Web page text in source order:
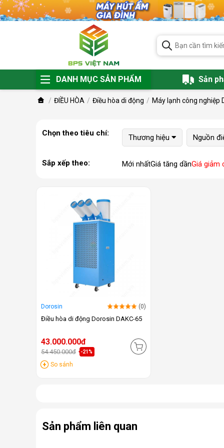
DANH MỤC SẢN PHẨM Sản
ĐIỀU HÒA Điều hòa di động Máy lạnh công nghiệp
Chọn theo tiêu chí: Thương hiệu Nguồn
Sắp xếp theo: Mới nhấtGiá tăng dầnGiá giảm
Dorosin (0)
Điều hòa di động Dorosin DAKC-65
43.000.000đ
54.450.000đ -21%
So sánh
Sản phẩm liên quan